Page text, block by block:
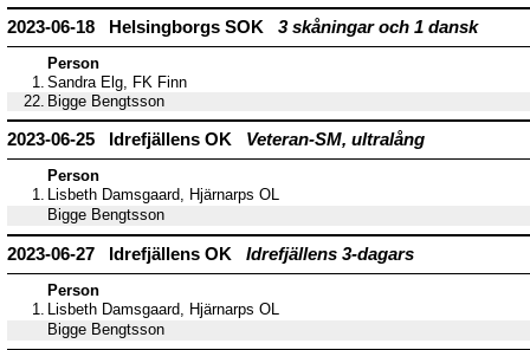
2023-06-18 Helsingborgs SOK 3 skåningar och 1 dansk
Person
1. Sandra Elg, FK Finn
22. Bigge Bengtsson
2023-06-25 Idrefjällens OK Veteran-SM, ultralång
Person
1. Lisbeth Damsgaard, Hjärnarps OL
Bigge Bengtsson
2023-06-27 Idrefjällens OK Idrefjällens 3-dagars
Person
1. Lisbeth Damsgaard, Hjärnarps OL
Bigge Bengtsson